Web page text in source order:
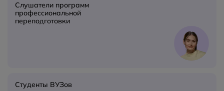
Слушатели программ
профессиональной
переподготовки
Студенты ВУЗов